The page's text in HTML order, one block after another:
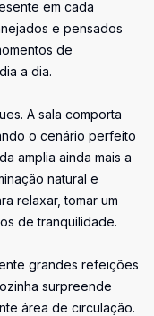
em cada
e pensados
de
a dia.
A sala comporta
o cenário perfeito
amplia ainda mais a
natural e
relaxar, tomar um
de tranquilidade.
grandes refeições
surpreende
área de circulação.